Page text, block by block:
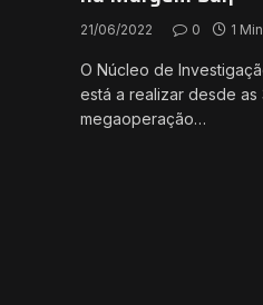
21/06/2022 0 1
O Núcleo de
está a realizar desde as
megaoperação…